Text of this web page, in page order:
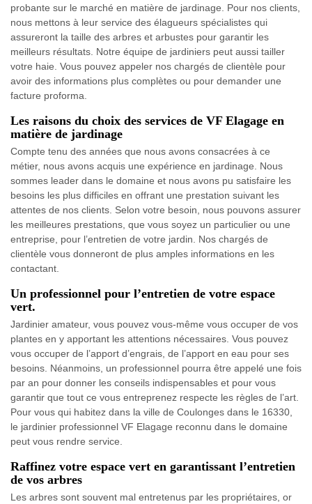
probante sur le marché en matière de jardinage. Pour nos clients,
nous mettons à leur service des élagueurs spécialistes qui
assureront la taille des arbres et arbustes pour garantir les
meilleurs résultats. Notre équipe de jardiniers peut aussi tailler
votre haie. Vous pouvez appeler nos chargés de clientèle pour
avoir des informations plus complètes ou pour demander une
facture proforma.
Les raisons du choix des services de VF Elagage en
matière de jardinage
Compte tenu des années que nous avons consacrées à ce
métier, nous avons acquis une expérience en jardinage. Nous
sommes leader dans le domaine et nous avons pu satisfaire les
besoins les plus difficiles en offrant une prestation suivant les
attentes de nos clients. Selon votre besoin, nous pouvons assurer
les meilleures prestations, que vous soyez un particulier ou une
entreprise, pour l’entretien de votre jardin. Nos chargés de
clientèle vous donneront de plus amples informations en les
contactant.
Un professionnel pour l’entretien de votre espace
vert.
Jardinier amateur, vous pouvez vous-même vous occuper de vos
plantes en y apportant les attentions nécessaires. Vous pouvez
vous occuper de l’apport d’engrais, de l’apport en eau pour ses
besoins. Néanmoins, un professionnel pourra être appelé une fois
par an pour donner les conseils indispensables et pour vous
garantir que tout ce vous entreprenez respecte les règles de l’art.
Pour vous qui habitez dans la ville de Coulonges dans le 16330,
le jardinier professionnel VF Elagage reconnu dans le domaine
peut vous rendre service.
Raffinez votre espace vert en garantissant l’entretien
de vos arbres
Les arbres sont souvent mal entretenus par les propriétaires, or